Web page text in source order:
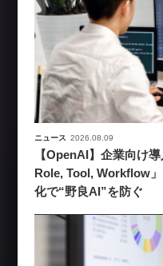
ニュース 2026.08.09
【OpenAI】企業向け
Role, Tool, Workflow
化で“野良AI”を防ぐ